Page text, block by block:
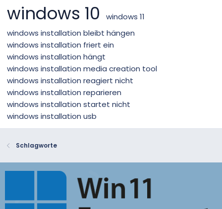
windows 10
windows 11
windows installation bleibt hängen
windows installation friert ein
windows installation hängt
windows installation media creation tool
windows installation reagiert nicht
windows installation reparieren
windows installation startet nicht
windows installation usb
Schlagworte